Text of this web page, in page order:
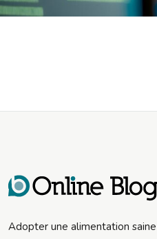
Adopter une alimentation